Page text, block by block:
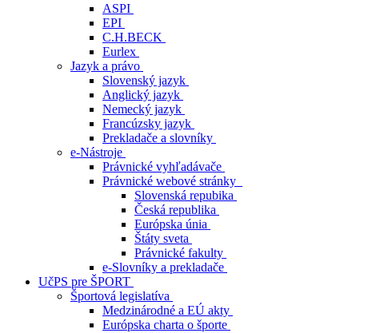
ASPI
EPI
C.H.BECK
Eurlex
Jazyk a právo
Slovenský jazyk
Anglický jazyk
Nemecký jazyk
Francúzsky jazyk
Prekladače a slovníky
e-Nástroje
Právnické vyhľadávače
Právnické webové stránky
Slovenská repubika
Česká republika
Európska únia
Štáty sveta
Právnické fakulty
e-Slovníky a prekladače
UčPS pre ŠPORT
Športová legislatíva
Medzinárodné a EÚ akty
Európska charta o športe